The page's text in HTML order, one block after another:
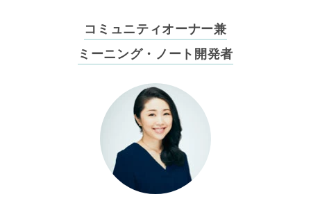
コミュニティオーナー兼
ミーニング・ノート開発者